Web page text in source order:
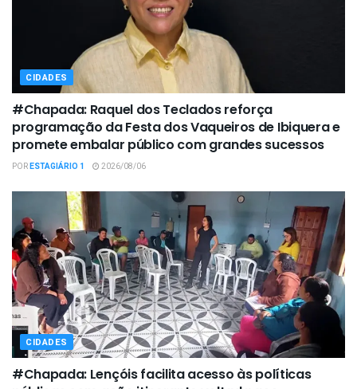
CIDADES
#Chapada: Raquel dos Teclados reforça
programação da Festa dos Vaqueiros de Ibiquera e
promete embalar público com grandes sucessos
PORESTAGIÁRIO 1 2026/08/06
CIDADES
#Chapada: Lençóis facilita acesso às políticas